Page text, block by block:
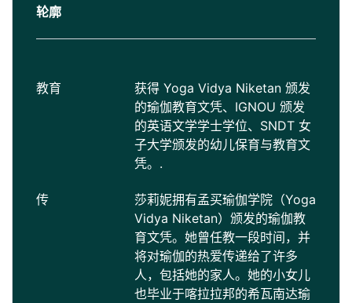
轮廓
教育
获得 Yoga Vidya Niketan 颁发
的瑜伽教育文凭、IGNOU 颁发
的英语文学学士学位、SNDT 女
子大学颁发的幼儿保育与教育文
凭。.
传
莎莉妮拥有孟买瑜伽学院（Yoga
Vidya Niketan）颁发的瑜伽教
育文凭。她曾任教一段时间，并
将对瑜伽的热爱传递给了许多
人，包括她的家人。她的小女儿
也毕业于喀拉拉邦的希瓦南达瑜